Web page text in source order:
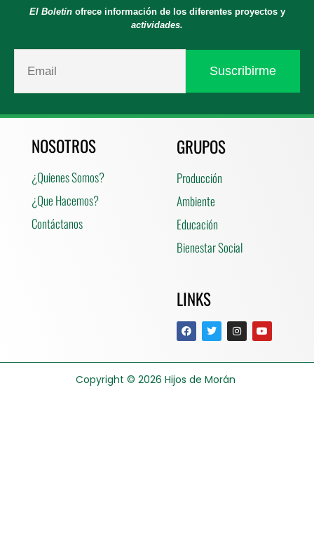
El Boletínofrece información de los diferentes proyectos y
actividades.
NOSOTROS
¿Quienes Somos?
¿Que Hacemos?
Contáctanos
GRUPOS
Producción
Ambiente
Educación
Bienestar Social
LINKS
Copyright © 2026 Hijos de Morán